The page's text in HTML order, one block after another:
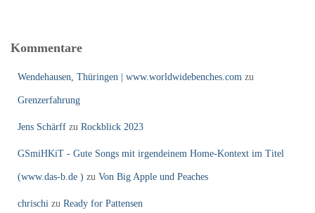
Kommentare
Wendehausen, Thüringen | www.worldwidebenches.com zu
Grenzerfahrung
Jens Schärff zu Rockblick 2023
GSmiHKiT - Gute Songs mit irgendeinem Home-Kontext im Titel
(www.das-b.de ) zu Von Big Apple und Peaches
chrischi zu Ready for Pattensen